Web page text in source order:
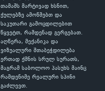
თამაშს მარტივად ხსნით,
ქულებზე ამოწმებთ და
საკუთარი გამოცდილებით
წყვეტთ, რამდენად გერგებათ.
აღწერა, მექანიკა და
ვიზუალური შთაბეჭდილება
ერთად ქმნის სრულ სურათს,
მაგრამ საბოლოო პასუხს მაინც
რამდენიმე რეალური სპინი
გაძლევთ.